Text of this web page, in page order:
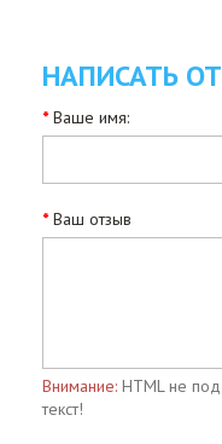
НАПИСАТЬ
Ваше имя:
Ваш отзыв
Внимание: HTML не
текст!